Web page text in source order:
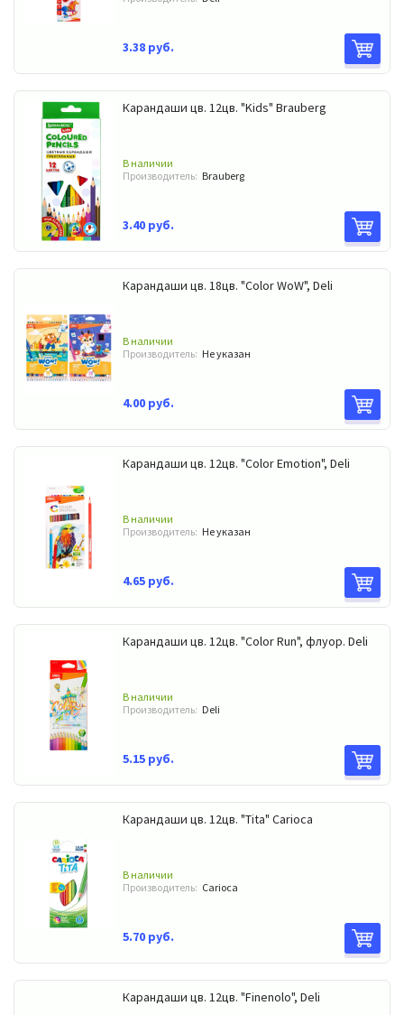
3.38 руб.
Карандаши цв. 12цв. "Kids" Brauberg
В наличии
Производитель: Brauberg
3.40 руб.
Карандаши цв. 18цв. "Color WoW", Deli
В наличии
Производитель: Не указан
4.00 руб.
Карандаши цв. 12цв. "Color Emotion", Deli
В наличии
Производитель: Не указан
4.65 руб.
Карандаши цв. 12цв. "Color Run", флуор. Deli
В наличии
Производитель: Deli
5.15 руб.
Карандаши цв. 12цв. "Tita" Carioca
В наличии
Производитель: Carioca
5.70 руб.
Карандаши цв. 12цв. "Finenolo", Deli